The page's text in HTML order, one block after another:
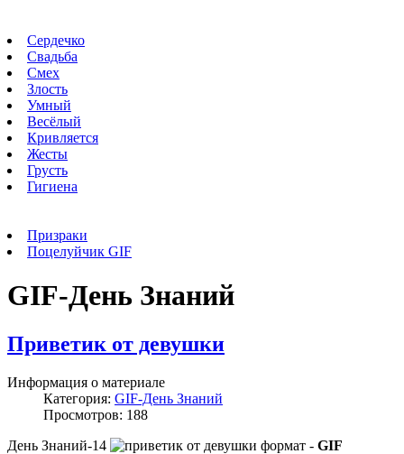
Сердечко
Свадьба
Смех
Злость
Умный
Весёлый
Кривляется
Жесты
Грусть
Гигиена
Призраки
Поцелуйчик GIF
GIF-День Знаний
Приветик от девушки
Информация о материале
Категория: GIF-День Знаний
Просмотров: 188
День Знаний-14
формат - GIF